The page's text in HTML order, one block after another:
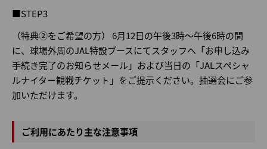
■STEP3
（特典②をご希望の方） 6月12日の午後3時～午後6時の間
に、球場外周のJAL特設ブースにてスタッフへ「お申し込み
手続き完了のお知らせメール」および当日の「JALスペシャ
ルナイター観戦チケット」をご提示ください。抽選会にご参
加いただけます。
ご利用にあたり主な注意事項